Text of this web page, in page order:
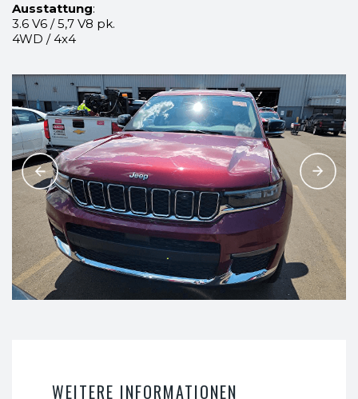
Ausstattung:
3.6 V6 / 5,7 V8 pk.
4WD / 4x4
WEITERE INFORMATIONEN